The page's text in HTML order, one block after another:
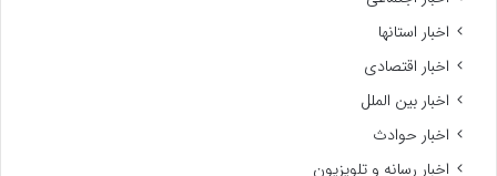
اخبار استانها
اخبار اقتصادی
اخبار بین الملل
اخبار حوادث
اخبار رسانه و تلویزیون